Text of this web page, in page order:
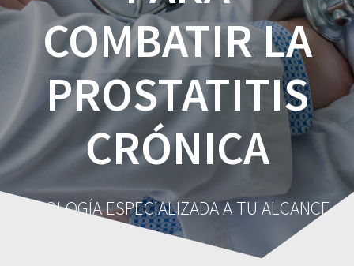
COMBATIR LA
PROSTATITIS
CRÓNICA
UROLOGÍA ESPECIALIZADA A TU ALCANCE